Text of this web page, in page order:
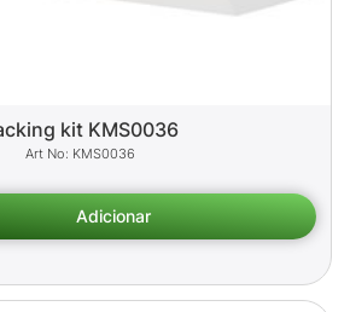
kit KMS0036
KMS0036